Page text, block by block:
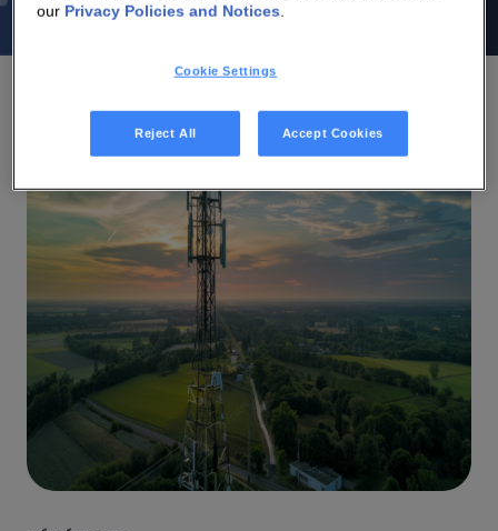
our Privacy Policies and Notices.
Cookie Settings
Reject All Accept Cookies